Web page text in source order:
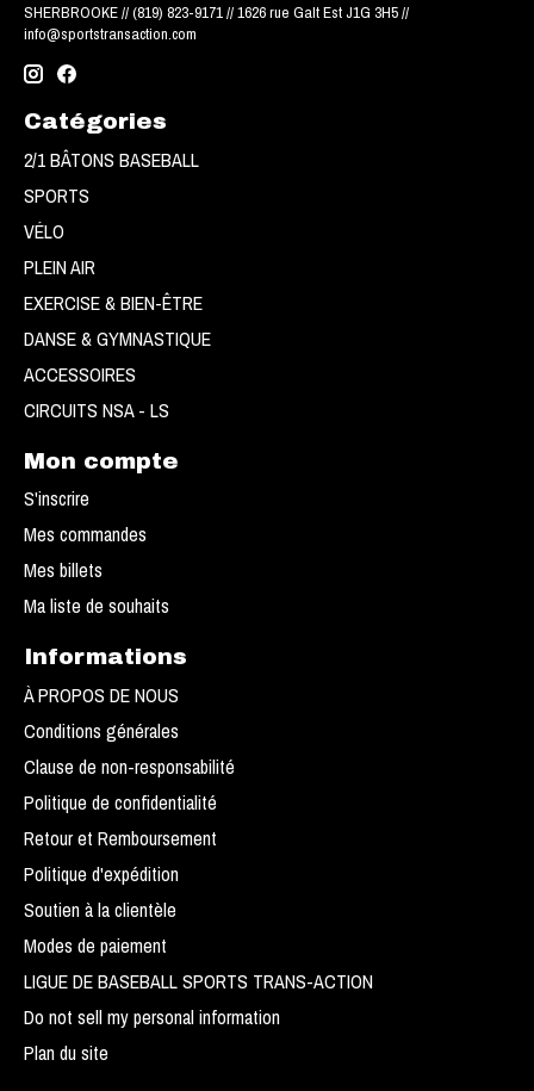
SHERBROOKE // (819) 823-9171 // 1626 rue Galt Est J1G 3H5 //
info@sportstransaction.com
Catégories
2/1 BÂTONS BASEBALL
SPORTS
VÉLO
PLEIN AIR
EXERCISE & BIEN-ÊTRE
DANSE & GYMNASTIQUE
ACCESSOIRES
CIRCUITS NSA - LS
Mon compte
S'inscrire
Mes commandes
Mes billets
Ma liste de souhaits
Informations
À PROPOS DE NOUS
Conditions générales
Clause de non-responsabilité
Politique de confidentialité
Retour et Remboursement
Politique d'expédition
Soutien à la clientèle
Modes de paiement
LIGUE DE BASEBALL SPORTS TRANS-ACTION
Do not sell my personal information
Plan du site